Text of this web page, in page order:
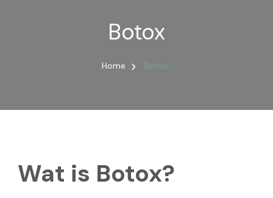
Botox
Home Botox
Wat is Botox?